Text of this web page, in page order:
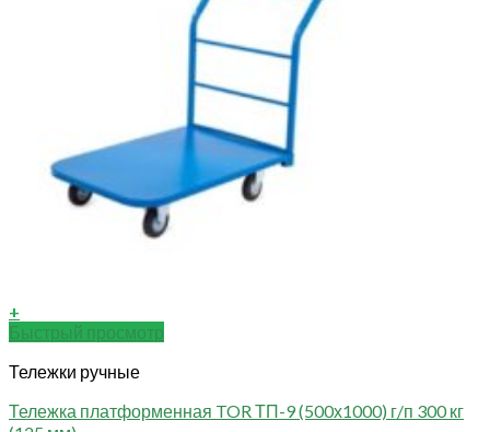
+
Быстрый просмотр
Тележки ручные
Тележка платформенная TOR ТП-9 (500х1000) г/п 300 кг